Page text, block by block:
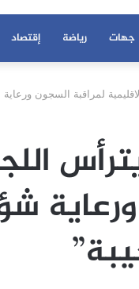
جهات رياضة إقتصاد
لمراقبة السجون